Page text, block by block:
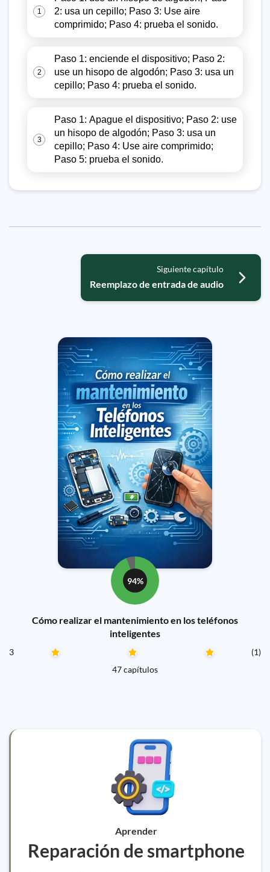
1
2: usa un cepillo; Paso 3: Use aire
comprimido; Paso 4: prueba el sonido.
2
Paso 1: enciende el dispositivo; Paso 2:
use un hisopo de algodón; Paso 3: usa un
cepillo; Paso 4: prueba el sonido.
3
Paso 1: Apague el dispositivo; Paso 2: use
un hisopo de algodón; Paso 3: usa un
cepillo; Paso 4: Use aire comprimido;
Paso 5: prueba el sonido.
Siguiente capítulo
Reemplazo de entrada de audio
94%
Cómo realizar el mantenimiento en los teléfonos
inteligentes
3
(1)
47 capítulos
Aprender
Reparación de smartphone